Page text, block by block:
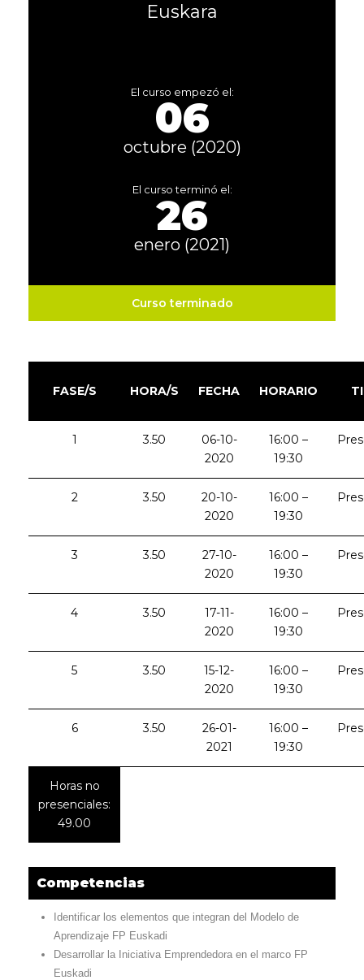
Euskara
El curso empezó el:
06
octubre (2020)
El curso terminó el:
26
enero (2021)
Curso terminado
FASE/S HORA/S FECHA HORARIO
1 3.50
06-10-
2020
16:00 –
19:30
2 3.50
20-10-
2020
16:00 –
19:30
3 3.50
27-10-
2020
16:00 –
19:30
4 3.50
17-11-
2020
16:00 –
19:30
5 3.50
15-12-
2020
16:00 –
19:30
6 3.50
26-01-
2021
16:00 –
19:30
Horas no
presenciales:
49.00
Competencias
Identificar los elementos que integran del Modelo de
Aprendizaje FP Euskadi
Desarrollar la Iniciativa Emprendedora en el marco FP
Euskadi